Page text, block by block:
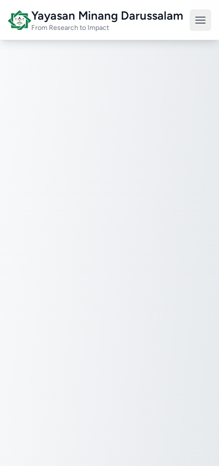
Yayasan Minang Darussalam
From Research to Impact